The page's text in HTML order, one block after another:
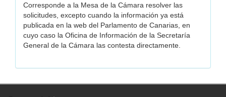
Corresponde a la Mesa de la Cámara resolver las
solicitudes, excepto cuando la información ya está
publicada en la web del Parlamento de Canarias, en
cuyo caso la Oficina de Información de la Secretaría
General de la Cámara las contesta directamente.